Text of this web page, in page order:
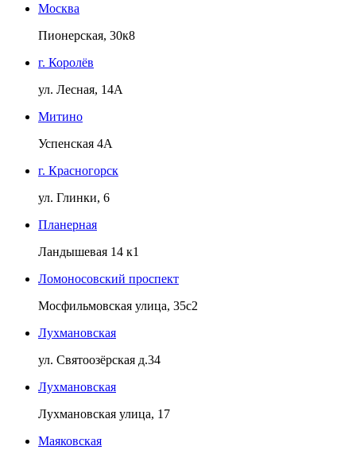
Москва
Пионерская, 30к8
г. Королёв
ул. Лесная, 14А
Митино
Успенская 4А
г. Красногорск
ул. Глинки, 6
Планерная
Ландышевая 14 к1
Ломоносовский проспект
Мосфильмовская улица, 35с2
Лухмановская
ул. Святоозёрская д.34
Лухмановская
Лухмановская улица, 17
Маяковская